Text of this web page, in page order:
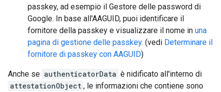
passkey, ad esempio il Gestore delle password di
Google. In base all'AAGUID, puoi identificare il
fornitore della passkey e visualizzare il nome in una
pagina di gestione delle passkey. (vedi Determinare il
fornitore di passkey con AAGUID)
Anche se authenticatorData è nidificato all'interno di
attestationObject , le informazioni che contiene sono